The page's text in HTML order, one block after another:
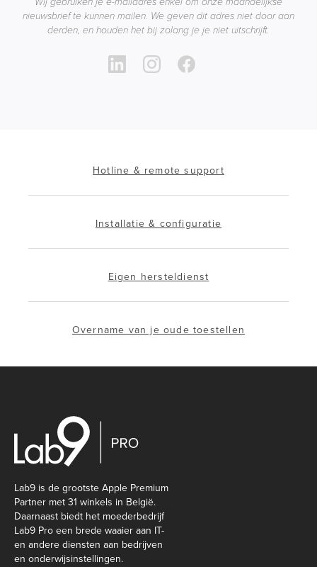
nieuwsbrief te kunnen mailen. We geven dit adres niet door aan
derden, en houden het bij zolang je je niet uitschrijft.
Hotline & remote support
Installatie & configuratie
Eigen hersteldienst
Overname van je oude toestellen
Lab9 is de grootste Apple Premium
Partner met 31 winkels in België.
Daarnaast biedt het moederbedrijf
Lab9 Pro een brede waaier aan IT-
en andere diensten aan bedrijven
en onderwijsinstellingen.